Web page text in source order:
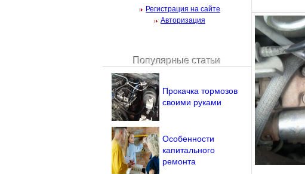
Регистрация на сайте
Авторизация
Напомнить пароль?
Популярные статьи
Прокачка тормозов
своими руками
Особенности
капитального
ремонта